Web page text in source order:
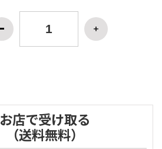
お店で受け取る
（送料無料）